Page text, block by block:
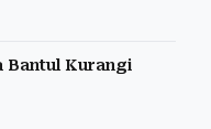
Bantul Kurangi